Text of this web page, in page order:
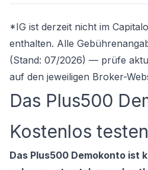
*IG ist derzeit nicht im
enthalten. Alle
(Stand: 07/2026) — prüfe
auf den jeweiligen Broker-
Das Plus500
Kostenlos testen
Das Plus500 Demokonto ist